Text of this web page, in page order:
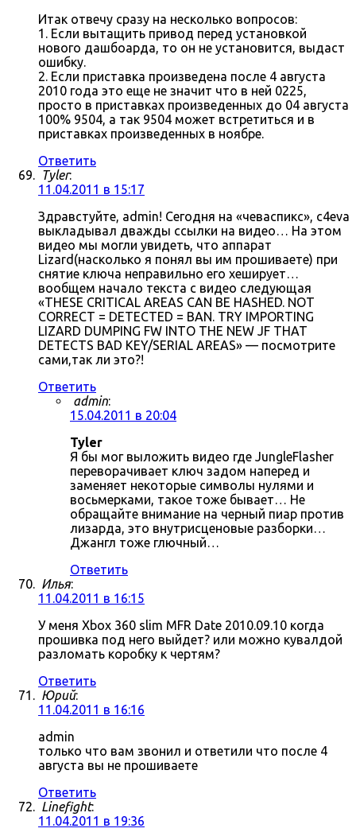
Итак отвечу сразу на несколько вопросов:
1. Если вытащить привод перед установкой
нового дашбоарда, то он не установится, выдаст
ошибку.
2. Если приставка произведена после 4 августа
2010 года это еще не значит что в ней 0225,
просто в приставках произведенных до 04 августа
100% 9504, а так 9504 может встретиться и в
приставках произведенных в ноябре.
Ответить
Tyler:
11.04.2011 в 15:17
Здравстуйте, admin! Сегодня на «чеваспикс», c4eva
выкладывал дважды ссылки на видео… На этом
видео мы могли увидеть, что аппарат
Lizard(насколько я понял вы им прошиваете) при
снятие ключа неправильно его хеширует…
вообщем начало текста с видео следующая
«THESE CRITICAL AREAS CAN BE HASHED. NOT
CORRECT = DETECTED = BAN. TRY IMPORTING
LIZARD DUMPING FW INTO THE NEW JF THAT
DETECTS BAD KEY/SERIAL AREAS» — посмотрите
сами,так ли это?!
Ответить
admin:
15.04.2011 в 20:04
Tyler
Я бы мог выложить видео где JungleFlasher
переворачивает ключ задом наперед и
заменяет некоторые символы нулями и
восьмерками, такое тоже бывает… Не
обращайте внимание на черный пиар против
лизарда, это внутрисценовые разборки…
Джангл тоже глючный…
Ответить
Илья:
11.04.2011 в 16:15
У меня Xbox 360 slim MFR Date 2010.09.10 когда
прошивка под него выйдет? или можно кувалдой
разломать коробку к чертям?
Ответить
Юрий:
11.04.2011 в 16:16
admin
только что вам звонил и ответили что после 4
августа вы не прошиваете
Ответить
Linefight:
11.04.2011 в 19:36